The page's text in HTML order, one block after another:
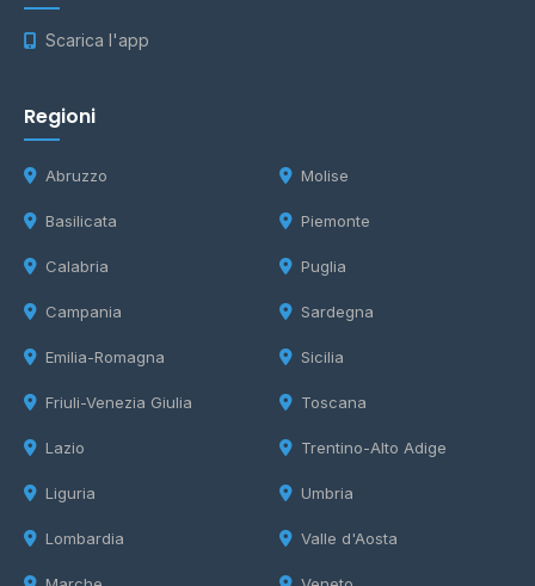
Scarica l'app
Regioni
Abruzzo
Basilicata
Calabria
Campania
Emilia-Romagna
Friuli-Venezia Giulia
Lazio
Liguria
Lombardia
Molise
Piemonte
Puglia
Sardegna
Sicilia
Toscana
Trentino-Alto Adige
Umbria
Valle d'Aosta